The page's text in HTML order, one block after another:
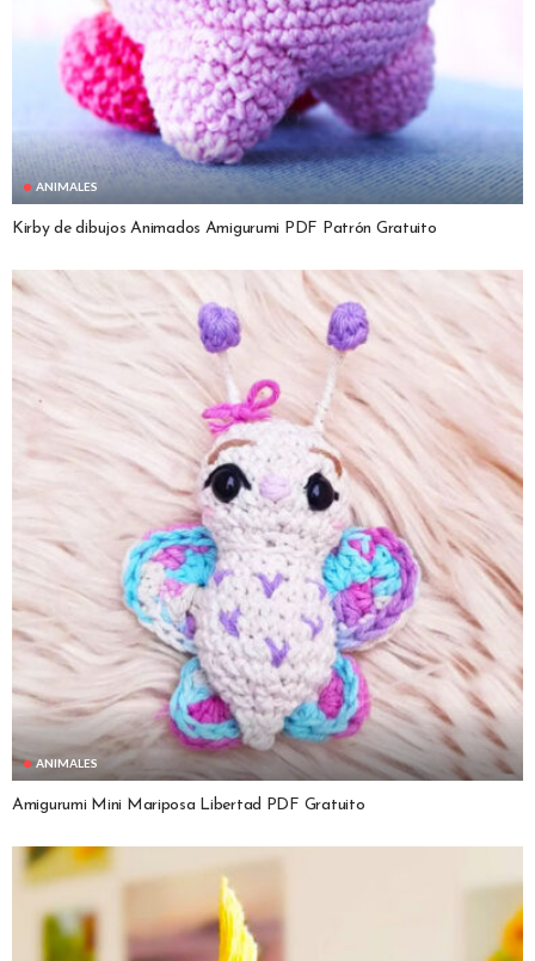
ANIMALES
Kirby de dibujos Animados Amigurumi PDF Patrón Gratuito
ANIMALES
Amigurumi Mini Mariposa Libertad PDF Gratuito